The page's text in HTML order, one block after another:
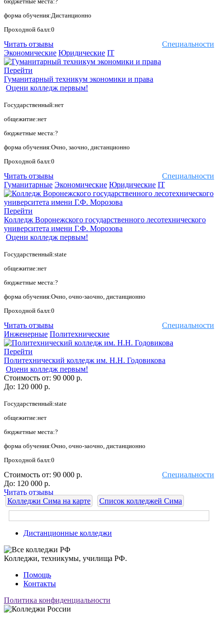
форма обучения:Дистанционно
Проходной балл:0
Специальности
Читать отзывы
Экономические Юридические IT
Перейти
Гуманитарный техникум экономики и права
Оцени колледж первым!
Государственный:нет
общежитие:нет
бюджетные места:?
форма обучения:Очно, заочно, дистанционно
Проходной балл:0
Специальности
Читать отзывы
Гуманитарные Экономические Юридические IT
Перейти
Колледж Воронежского государственного лесотехнического
университета имени Г.Ф. Морозова
Оцени колледж первым!
Государственный:state
общежитие:нет
бюджетные места:?
форма обучения:Очно, очно-заочно, дистанционно
Проходной балл:0
Специальности
Читать отзывы
Инженерные Политехнические
Перейти
Политехнический колледж им. Н.Н. Годовикова
Оцени колледж первым!
Стоимость от: 90 000 р.
До: 120 000 р.
Государственный:state
общежитие:нет
бюджетные места:?
форма обучения:Очно, очно-заочно, дистанционно
Проходной балл:0
Специальности
Стоимость от: 90 000 р.
До: 120 000 р.
Читать отзывы
Колледжи Сима на карте
Список колледжей Сима
Дистанционные колледжи
Колледжи, техникумы, училища РФ.
Помощь
Контакты
Политика конфиденциальности